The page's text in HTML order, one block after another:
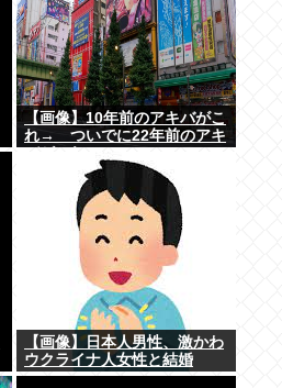
【画像】10年前のアキバがこ
れ→ ついでに22年前のアキ
【画像】日本人男性、激かわ
ウクライナ人女性と結婚
www